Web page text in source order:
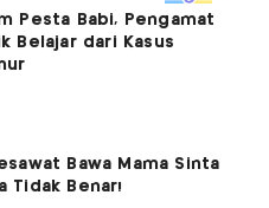
Pesta Babi, Pengamat
Belajar dari Kasus
Bawa Mama Sinta
Tidak Benar!